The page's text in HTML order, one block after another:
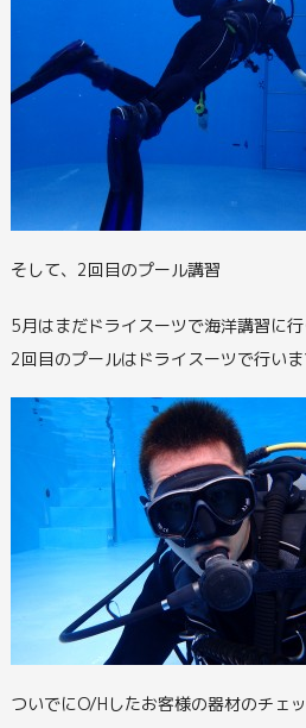
そして、2回目のプール講習
5月はまだドライスーツで海洋講習に
2回目のプールはドライスーツで行いま
ついでにO/Hしたお客様の器材のチェッ